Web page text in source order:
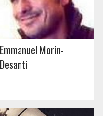
Emmanuel Morin-
Desanti